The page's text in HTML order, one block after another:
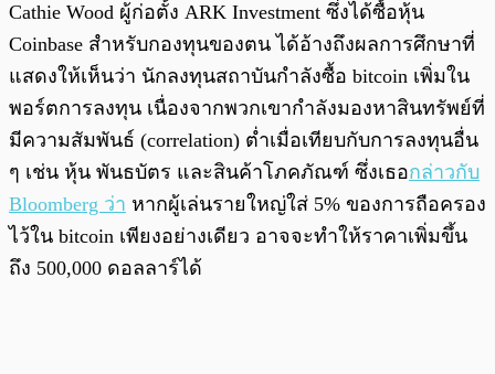
Cathie Wood ผู้ก่อตั้ง ARK Investment ซึ่งได้ซื้อหุ้น
Coinbase สำหรับกองทุนของตน ได้อ้างถึงผลการศึกษาที่
แสดงให้เห็นว่า นักลงทุนสถาบันกำลังซื้อ bitcoin เพิ่มใน
พอร์ตการลงทุน เนื่องจากพวกเขากำลังมองหาสินทรัพย์ที่
มีความสัมพันธ์ (correlation) ต่ำเมื่อเทียบกับการลงทุนอื่น
ๆ เช่น หุ้น พันธบัตร และสินค้าโภคภัณฑ์ ซึ่งเธอกล่าวกับ
Bloomberg ว่า หากผู้เล่นรายใหญ่ใส่ 5% ของการถือครอง
ไว้ใน bitcoin เพียงอย่างเดียว อาจจะทำให้ราคาเพิ่มขึ้น
ถึง 500,000 ดอลลาร์ได้